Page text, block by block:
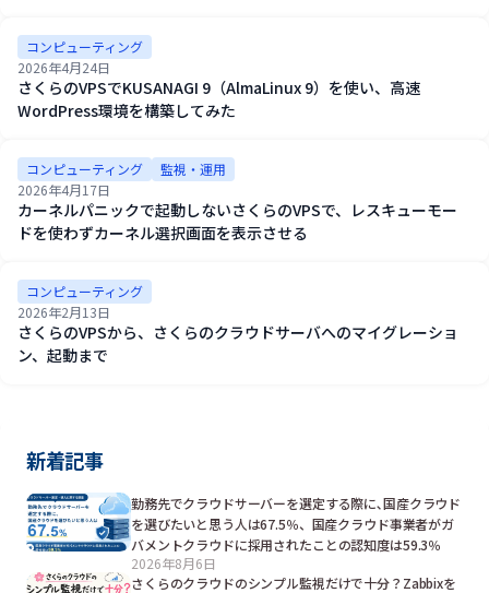
コンピューティング
2026年4月24日
さくらのVPSでKUSANAGI 9（AlmaLinux 9）を使い、高速
WordPress環境を構築してみた
コンピューティング
監視・運用
2026年4月17日
カーネルパニックで起動しないさくらのVPSで、レスキューモー
ドを使わずカーネル選択画面を表示させる
コンピューティング
2026年2月13日
さくらのVPSから、さくらのクラウドサーバへのマイグレーショ
ン、起動まで
新着記事
勤務先でクラウドサーバーを選定する際に､国産クラウド
を選びたいと思う人は67.5％、国産クラウド事業者がガ
バメントクラウドに採用されたことの認知度は59.3％
2026年8月6日
さくらのクラウドのシンプル監視だけで十分？Zabbixを